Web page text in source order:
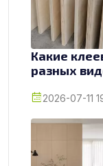
Какие
разных
2026-07-11